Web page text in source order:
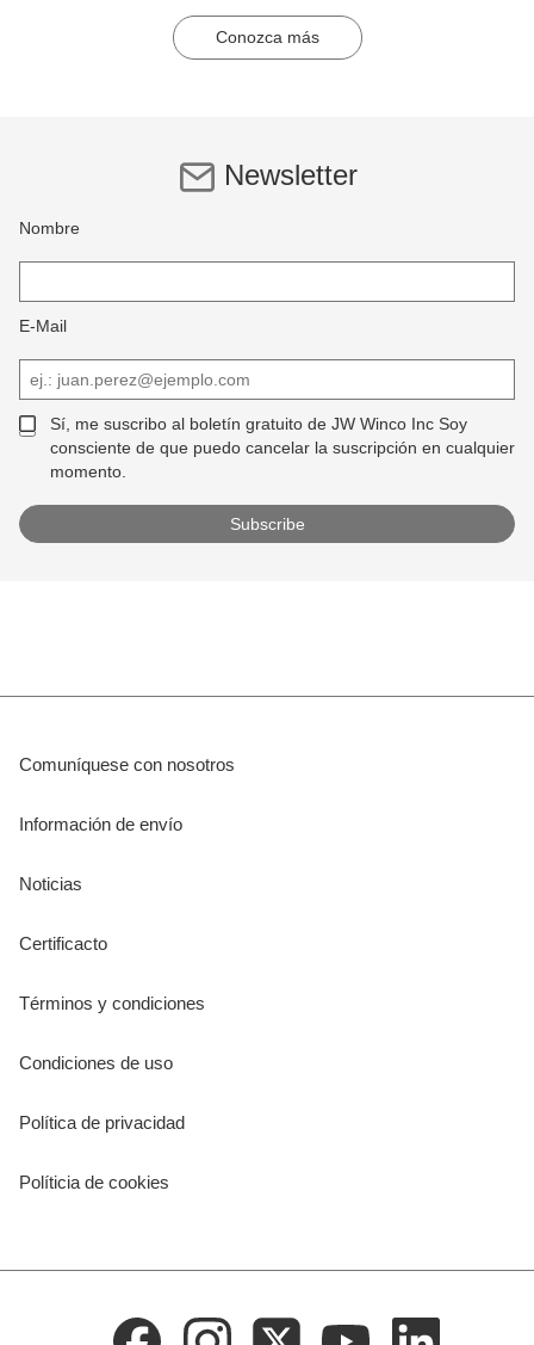
Conozca más
Newsletter
Nombre
E-Mail
Sí, me suscribo al boletín gratuito de JW Winco Inc Soy
consciente de que puedo cancelar la suscripción en cualquier
momento.
Comuníquese con nosotros
Información de envío
Noticias
Certificacto
Términos y condiciones
Condiciones de uso
Política de privacidad
Políticia de cookies